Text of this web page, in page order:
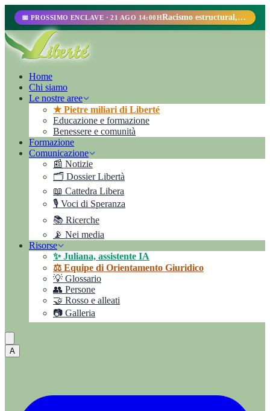
📅 PROSSIMO ENCLAVE · 21 AGO 14:00H Racismo estructural, perfilamiento racial y abolicionismo carcelario.
Home
Chi siamo
Le nostre aree
★ Pietre miliari di Liberté
Educazione e formazione
Benessere e comunità
Formazione
Comunicazione
📰 Notizie
🗂️ Dossier Libertà
📖 Cattedra Libera
🎙️ Voci di Speranza
📚 Ricerche
📡 Nei media
Risorse
✨ Juliana, assistente IA
⚖️ Equipe di Orientamento Giuridico
💡 Glossario
👥 Persone
🤝 Rosso e alleati
📷 Galleria
A